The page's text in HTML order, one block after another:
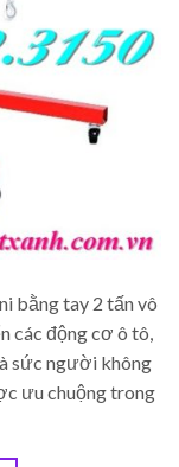
bằng tay 2 tấn vô
các động cơ ô tô,
sức người không
ưu chuộng trong